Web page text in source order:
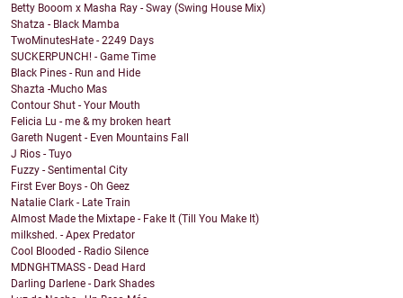
Betty Booom x Masha Ray - Sway (Swing House Mix)
Shatza - Black Mamba
TwoMinutesHate - 2249 Days
SUCKERPUNCH! - Game Time
Black Pines - Run and Hide
Shazta -Mucho Mas
Contour Shut - Your Mouth
Felicia Lu - me & my broken heart
Gareth Nugent - Even Mountains Fall
J Rios - Tuyo
Fuzzy - Sentimental City
First Ever Boys - Oh Geez
Natalie Clark - Late Train
Almost Made the Mixtape - Fake It (Till You Make It)
milkshed. - Apex Predator
Cool Blooded - Radio Silence
MDNGHTMASS - Dead Hard
Darling Darlene - Dark Shades